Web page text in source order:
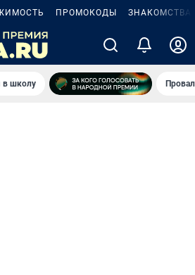
ПРОМОКОДЫ ЗНАКОМСТВА
в школу